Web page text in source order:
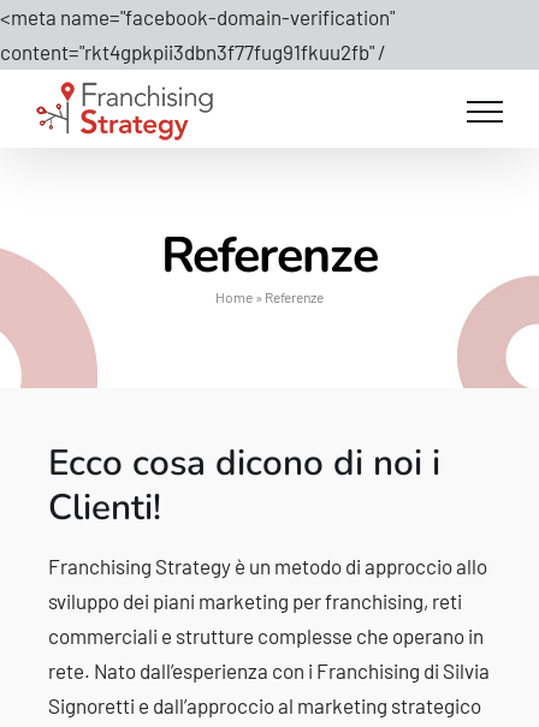
<meta name="facebook-domain-verification"
content="rkt4gpkpii3dbn3f77fug91fkuu2fb" /
contenuto
Referenze
Home » Referenze
Ecco cosa dicono di noi i
Clienti!
Franchising Strategy è un metodo di approccio allo
sviluppo dei piani marketing per franchising, reti
commerciali e strutture complesse che operano in
rete. Nato dall’esperienza con i Franchising di Silvia
Signoretti e dall’approccio al marketing strategico